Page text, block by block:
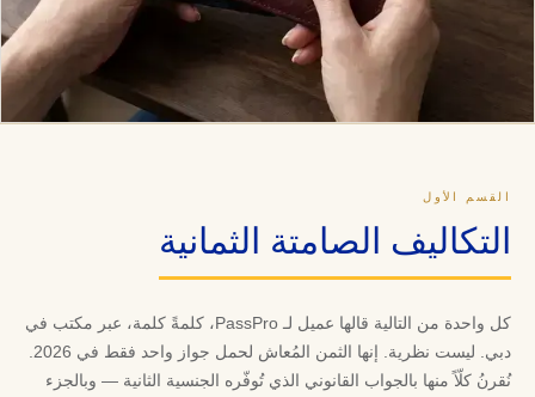
القسم الأول
التكاليف الصامتة الثمانية
كل واحدة من التالية قالها عميل لـ PassPro، كلمةً كلمة، عبر مكتب في
نُقرنُ كلّاً منها بالجواب القانوني الذي تُوفّره الجنسية الثانية — وبالجزء